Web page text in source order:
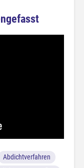
Abdichtverfahren